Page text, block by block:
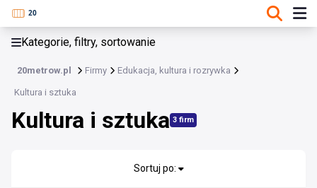
Kategorie, filtry, sortowanie
20metrow.pl Firmy Edukacja, kultura i rozrywka
Kultura i sztuka
Kultura i sztuka 3 firm
Edukacja, kultura i rozrywka
Sport, turystyka i outdoor
Sortuj po: